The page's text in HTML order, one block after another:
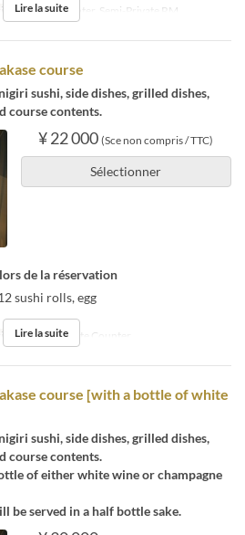
de Siège Counter, Semi-Private RM
Lire la suite
course
sushi, side dishes, grilled dishes,
course contents.
¥ 22 000 (Sce non compris / TTC)
Sélectionner
de la réservation
sushi rolls, egg
de Siège Private Counter
Lire la suite
course [with a bottle of white
sushi, side dishes, grilled dishes,
course contents.
of either white wine or champagne
be served in a half bottle sake.